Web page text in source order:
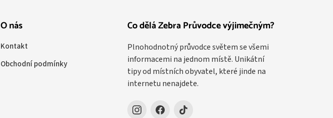
Co dělá Zebra Průvodce výjimečným?
Plnohodnotný průvodce světem se všemi
informacemi na jednom místě. Unikátní
tipy od místních obyvatel, které jinde na
internetu nenajdete.
O nás
Kontakt
Obchodní podmínky